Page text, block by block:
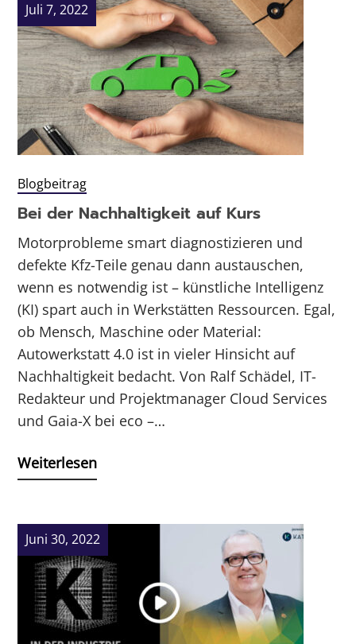
Juli 7, 2022
Blogbeitrag
Bei der Nachhaltigkeit auf Kurs
Motorprobleme smart diagnostizieren und
defekte Kfz-Teile genau dann austauschen,
wenn es notwendig ist – künstliche Intelligenz
(KI) spart auch in Werkstätten Ressourcen. Egal,
ob Mensch, Maschine oder Material:
Autowerkstatt 4.0 ist in vieler Hinsicht auf
Nachhaltigkeit bedacht. Von Ralf Schädel, IT-
Redakteur und Projektmanager Cloud Services
und Gaia-X bei eco –…
Weiterlesen
Juni 30, 2022